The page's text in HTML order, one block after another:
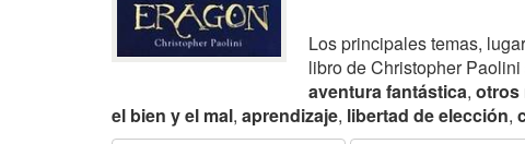
Los principales temas,
libro de Christopher Paolini
aventura fantástica, otros
el bien y el mal, aprendizaje, libertad de elección,